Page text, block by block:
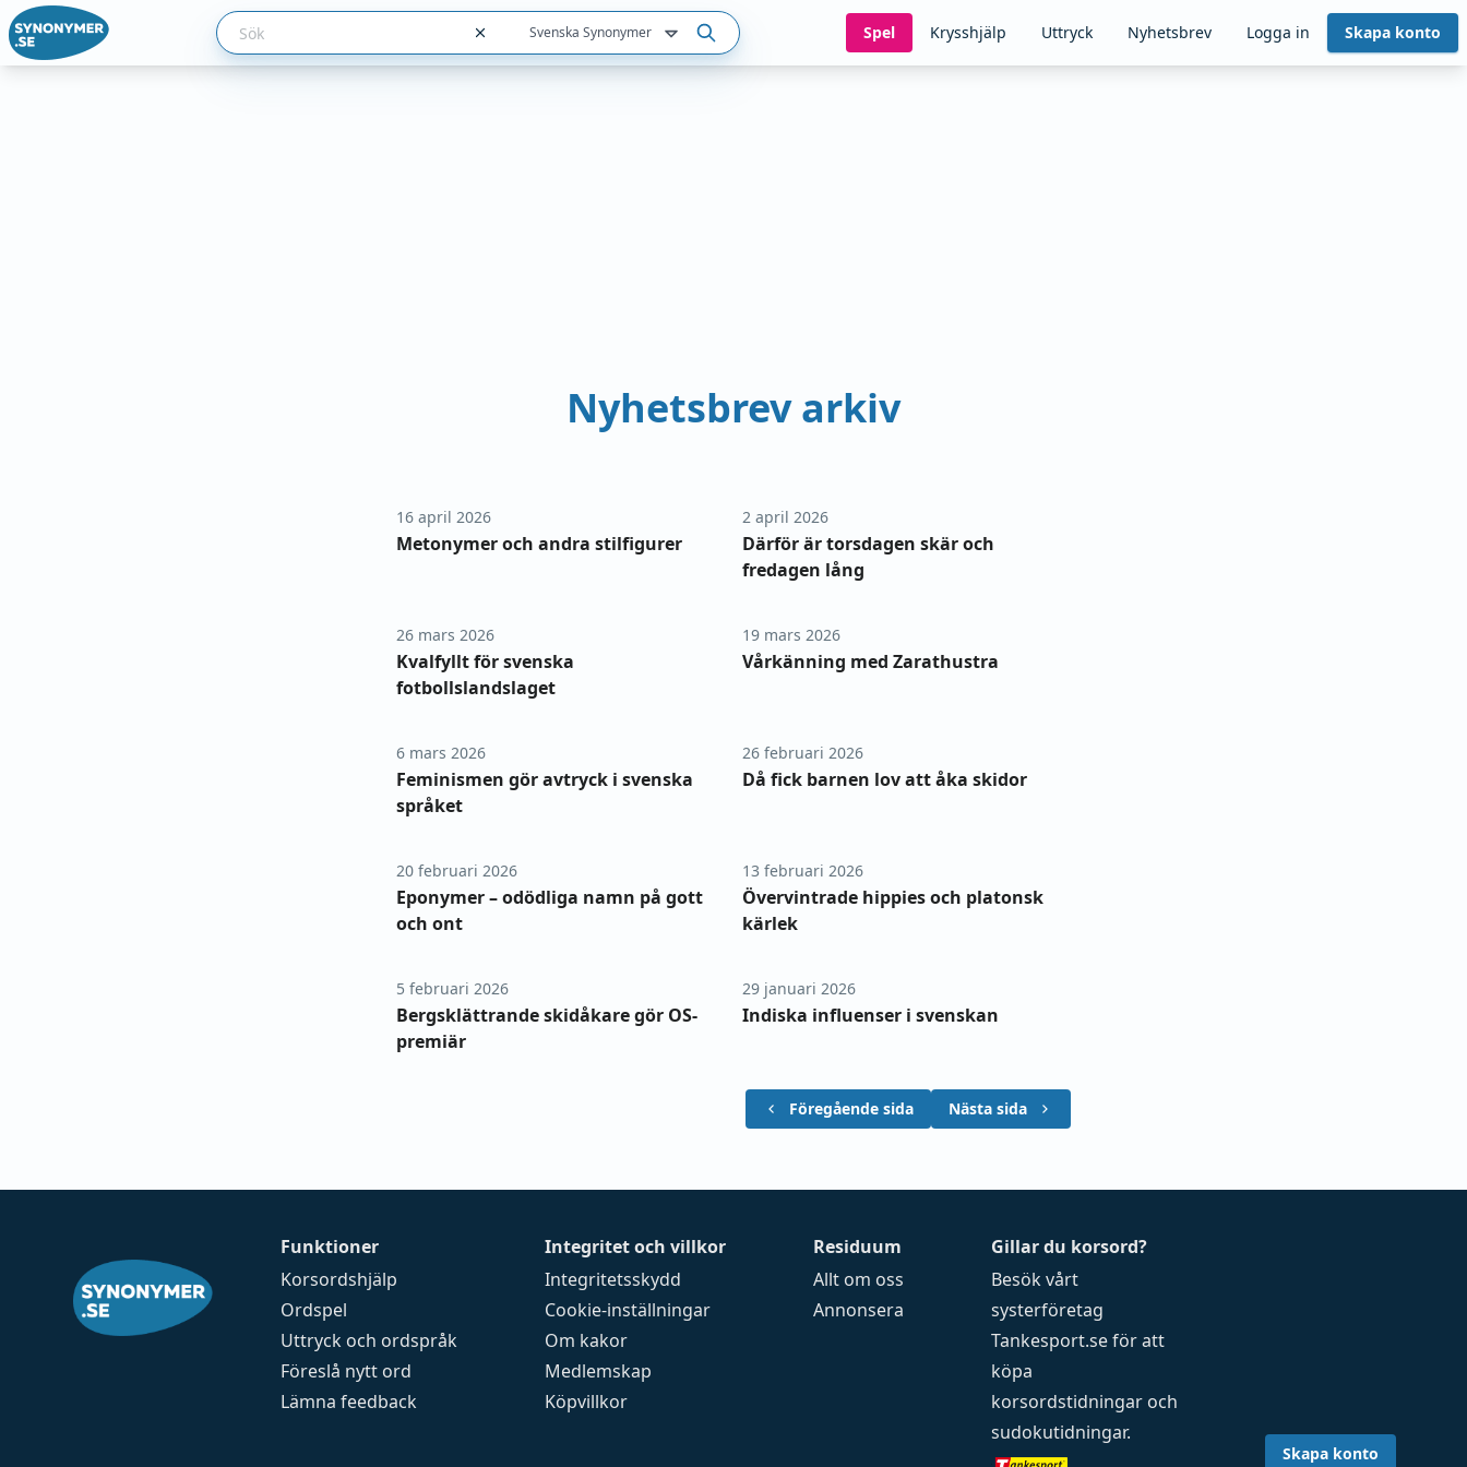
Svenska Synonymer Spel Krysshjälp Uttryck Nyhetsbrev Logga in Skapa konto
Nyhetsbrev arkiv
16 april 2026
Metonymer och andra stilfigurer
2 april 2026
Därför är torsdagen skär och
fredagen lång
26 mars 2026
Kvalfyllt för svenska
fotbollslandslaget
19 mars 2026
Vårkänning med Zarathustra
6 mars 2026
Feminismen gör avtryck i svenska
språket
26 februari 2026
Då fick barnen lov att åka skidor
20 februari 2026
Eponymer – odödliga namn på gott
och ont
13 februari 2026
Övervintrade hippies och platonsk
kärlek
5 februari 2026
Bergsklättrande skidåkare gör OS-
premiär
29 januari 2026
Indiska influenser i svenskan
Föregående sida Nästa sida
Funktioner
Korsordshjälp
Ordspel
Uttryck och ordspråk
Föreslå nytt ord
Lämna feedback
Integritet och villkor
Integritetsskydd
Cookie-inställningar
Om kakor
Medlemskap
Köpvillkor
Residuum
Allt om oss
Annonsera
Gillar du korsord?
Besök vårt
systerföretag
Tankesport.seför att
köpa
korsordstidningar och
sudokutidningar.
Skapa konto